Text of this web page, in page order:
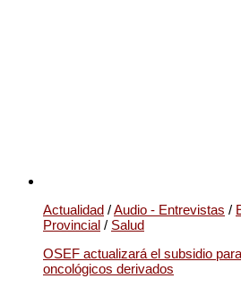
Actualidad /Audio - Entrevistas /
Provincial / Salud
OSEF actualizará el subsidio
oncológicos derivados